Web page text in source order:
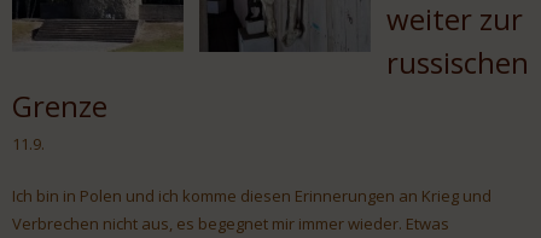
weiter zur
russischen
Grenze
11.9.
Ich bin in Polen und ich komme diesen Erinnerungen an Krieg und
Verbrechen nicht aus, es begegnet mir immer wieder. Etwas